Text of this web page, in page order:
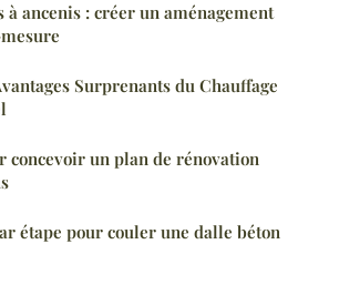
à ancenis : créer un aménagement
Surprenants du Chauffage
concevoir un plan de rénovation
étape pour couler une dalle béton